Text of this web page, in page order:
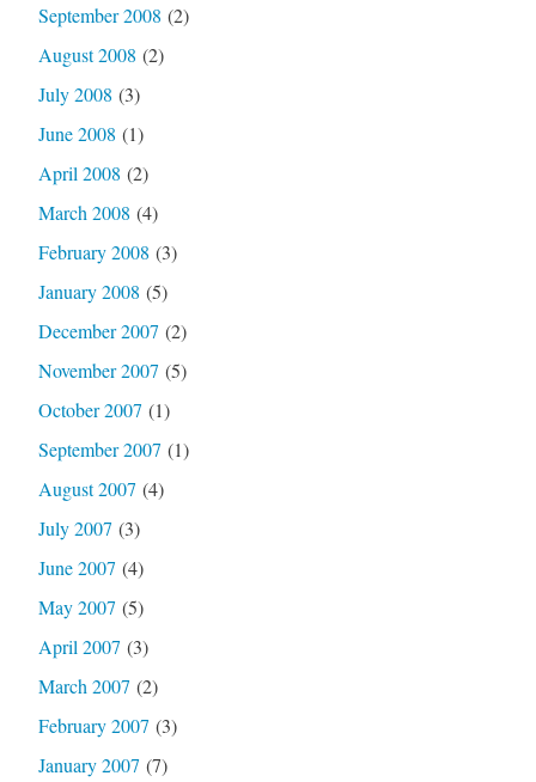
September 2008 (2)
August 2008 (2)
July 2008 (3)
June 2008 (1)
April 2008 (2)
March 2008 (4)
February 2008 (3)
January 2008 (5)
December 2007 (2)
November 2007 (5)
October 2007 (1)
September 2007 (1)
August 2007 (4)
July 2007 (3)
June 2007 (4)
May 2007 (5)
April 2007 (3)
March 2007 (2)
February 2007 (3)
January 2007 (7)